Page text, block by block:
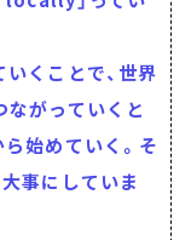
くことで、世界
がっていくと
始めていく。そ
事にしていま